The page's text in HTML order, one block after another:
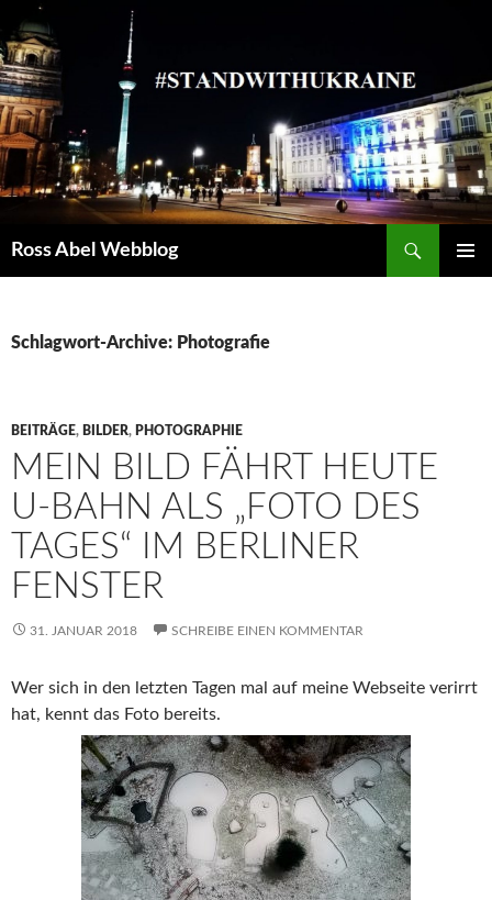
Ross Abel Webblog
Schlagwort-Archive: Photografie
BEITRÄGE, BILDER, PHOTOGRAPHIE
MEIN BILD FÄHRT HEUTE
U-BAHN ALS „FOTO DES
TAGES“ IM BERLINER
FENSTER
31. JANUAR 2018 SCHREIBE EINEN KOMMENTAR
Wer sich in den letzten Tagen mal auf meine Webseite verirrt
hat, kennt das Foto bereits.